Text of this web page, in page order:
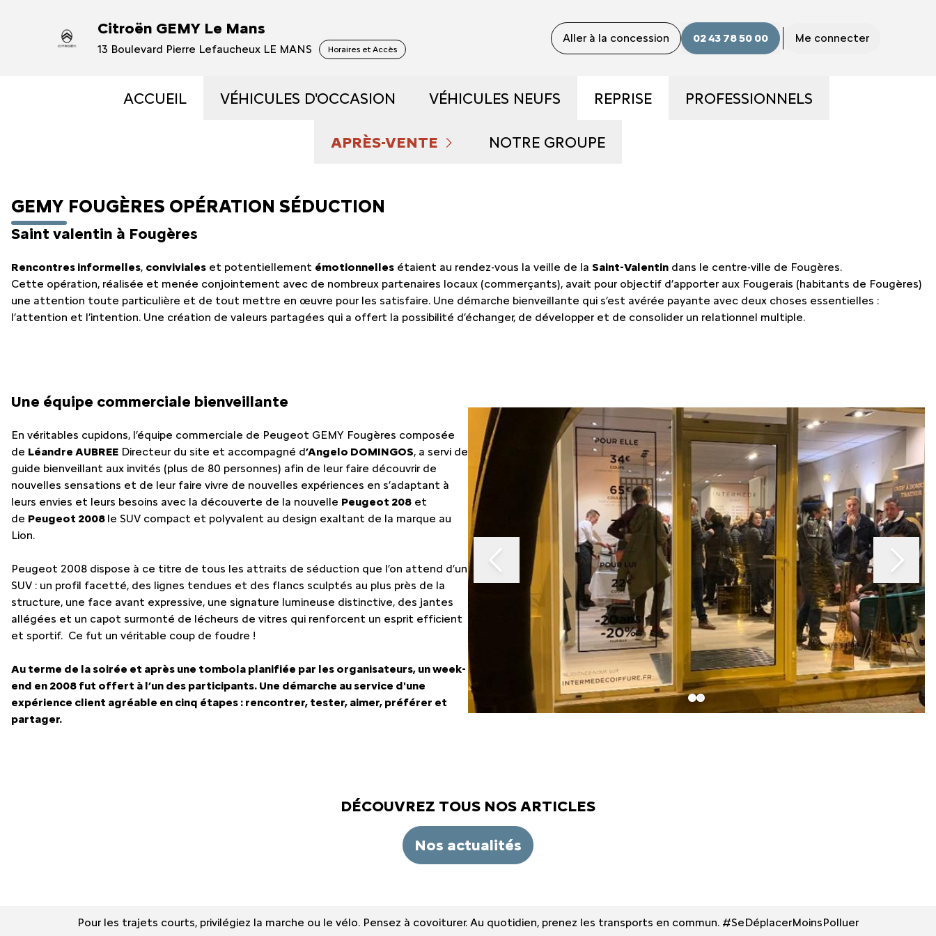
Citroën GEMY Le Mans
13 Boulevard Pierre Lefaucheux LE MANS Horaires et Accès
Aller à la concession 02 43 78 50 00 Me connecter
ACCUEIL VÉHICULES D'OCCASION
VÉHICULES RECONDITIONNÉS
ÉLECTRIQUES ET HYBRIDES
LES ENGAGEMENTS SPOTICAR
VÉHICULES NEUFS
DÉCOUVREZ NOS GAMMES
DÉCOUVREZ L'HYBRIDE
THERMIQUE VS ÉLECTRIQUE
REPRISE PROFESSIONNELS
CONTACTEZ UN CONSEILLER
"PRO"
APRÈS-VENTE
NOS OFFRES DU MOMENT
ENTRETIEN VÉHICULE HYBRIDE
ENTRETIEN VÉHICULE ÉLECTRIQUE
NOTRE GROUPE
NOS ACTUALITÉS
PARRAINAGE GEMY
FINANCEMENT GEMY
CONTACTEZ UN MÉDIATEUR
INDEX ÉGALITÉ
GEMY FOUGÈRES OPÉRATION SÉDUCTION
Saint valentin à Fougères
Rencontres informelles, conviviales et potentiellement émotionnelles étaient au rendez-vous la veille de la Saint-Valentin dans le centre-ville de Fougères.
Cette opération, réalisée et menée conjointement avec de nombreux partenaires locaux (commerçants), avait pour objectif d’apporter aux Fougerais (habitants de Fougères)
une attention toute particulière et de tout mettre en œuvre pour les satisfaire. Une démarche bienveillante qui s’est avérée payante avec deux choses essentielles :
l’attention et l’intention. Une création de valeurs partagées qui a offert la possibilité d’échanger, de développer et de consolider un relationnel multiple.
Une équipe commerciale bienveillante
En véritables cupidons, l’équipe commerciale de Peugeot GEMY Fougères composée
de Léandre AUBREE Directeur du site et accompagné d’Angelo DOMINGOS, a servi de
guide bienveillant aux invités (plus de 80 personnes) afin de leur faire découvrir de
nouvelles sensations et de leur faire vivre de nouvelles expériences en s’adaptant à
leurs envies et leurs besoins avec la découverte de la nouvelle Peugeot 208 et
de Peugeot 2008 le SUV compact et polyvalent au design exaltant de la marque au
Lion.
Peugeot 2008 dispose à ce titre de tous les attraits de séduction que l’on attend d’un
SUV : un profil facetté, des lignes tendues et des flancs sculptés au plus près de la
structure, une face avant expressive, une signature lumineuse distinctive, des jantes
allégées et un capot surmonté de lécheurs de vitres qui renforcent un esprit efficient
et sportif. Ce fut un véritable coup de foudre !
Au terme de la soirée et après une tombola planifiée par les organisateurs, un week-
end en 2008 fut offert à l’un des participants. Une démarche au service d'une
expérience client agréable en cinq étapes : rencontrer, tester, aimer, préférer et
partager.
Slide 1 of 2
DÉCOUVREZ TOUS NOS ARTICLES
Nos actualités
Pour les trajets courts, privilégiez la marche ou le vélo. Pensez à covoiturer. Au quotidien, prenez les transports en commun. #SeDéplacerMoinsPolluer